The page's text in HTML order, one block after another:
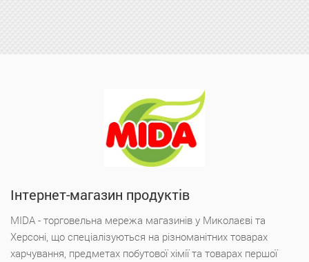
Інтернет-магазин продуктів
MIDA - торговельна мережа магазинів у Миколаєві та
Херсоні, що спеціалізуються на різноманітних товарах
харчування, предметах побутової хімії та товарах першої